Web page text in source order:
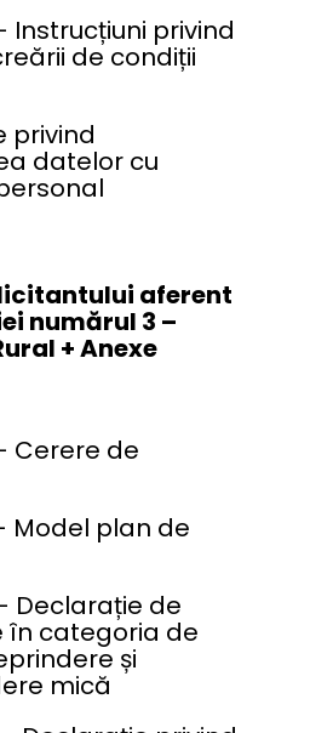
Instrucțiuni privind
de condiții
privind
datelor cu
aferent
numărul 3 –
+ Anexe
Cerere de
Model plan de
Declarație de
categoria de
și
mică